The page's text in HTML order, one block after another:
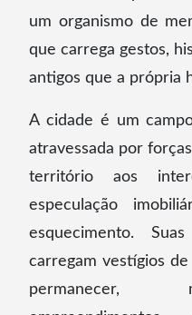
um organismo de
que carrega gestos,
antigos que a própria
A cidade é um
atravessada por
território aos
especulação
esquecimento.
carregam vestígios
permanecer,